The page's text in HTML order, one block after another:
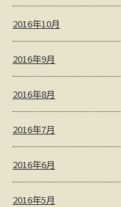
2016年10月
2016年9月
2016年8月
2016年7月
2016年6月
2016年5月